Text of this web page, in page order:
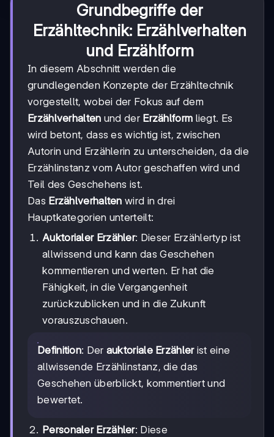
Grundbegriffe der
Erzähltechnik: Erzählverhalten
und Erzählform
In diesem Abschnitt werden die
grundlegenden Konzepte der Erzähltechnik
vorgestellt, wobei der Fokus auf dem
Erzählverhalten und der Erzählform liegt. Es
wird betont, dass es wichtig ist, zwischen
Autorin und Erzählerin zu unterscheiden, da die
Erzählinstanz vom Autor geschaffen wird und
Teil des Geschehens ist.
Das Erzählverhalten wird in drei
Hauptkategorien unterteilt:
Auktorialer Erzähler: Dieser Erzählertyp ist
allwissend und kann das Geschehen
kommentieren und werten. Er hat die
Fähigkeit, in die Vergangenheit
zurückzublicken und in die Zukunft
vorauszuschauen.
Definition: Der auktoriale Erzählerist eine
allwissende Erzählinstanz, die das
Geschehen überblickt, kommentiert und
bewertet.
Personaler Erzähler: Diese